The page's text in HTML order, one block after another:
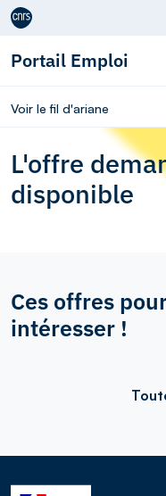
Aller au contenu
Portail Emploi
Voir le fil d'ariane
L'offre
disponible
Ces offres
intéresser !